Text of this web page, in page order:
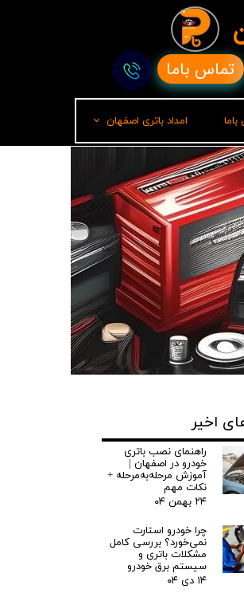
امداد باتری اصفهان
امداد باتری رشت
تماس باما
اخیر
راهنمای نصب باتری
خودرو در اصفهان |
آموزش مرحله‌به‌مرحله +
نکات مهم
۲۴ بهمن ۰۴
چرا خودرو استارت
نمی‌خورد؟ بررسی کامل
مشکلات باتری و
سیستم برق خودرو
۱۴ دی ۰۴